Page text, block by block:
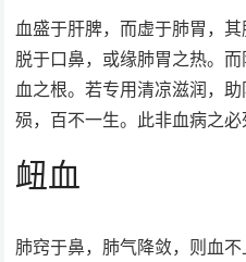
血盛于肝脾，而虚于肺胃，
脱于口鼻，或缘肺胃之热。
血之根。若专用清凉滋润，
殒，百不一生。此非血病之必
衄血
肺窍于鼻，肺气降敛，则血不